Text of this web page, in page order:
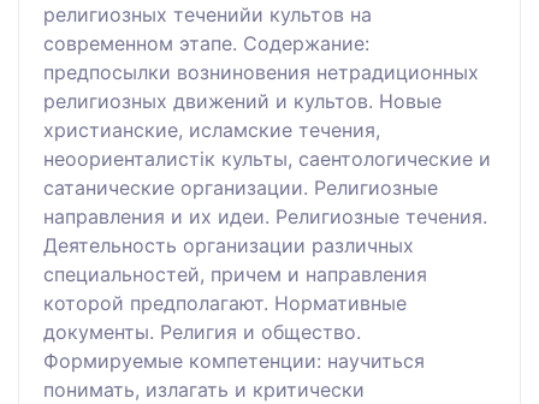
религиозных теченийи культов на
современном этапе. Содержание:
предпосылки возниновения нетрадиционных
религиозных движений и культов. Новые
христианские, исламские течения,
неоориенталистік культы, саентологические и
сатанические организации. Религиозные
направления и их идеи. Религиозные течения.
Деятельность организации различных
специальностей, причем и направления
которой предполагают. Нормативные
документы. Религия и общество.
Формируемые компетенции: научиться
понимать, излагать и критически